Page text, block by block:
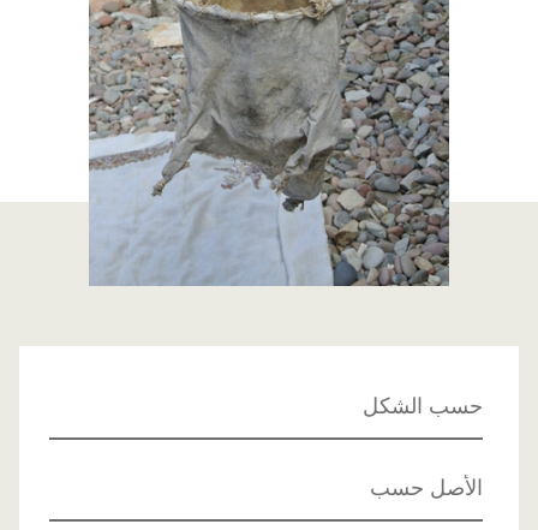
حسب الشكل
الأصل حسب